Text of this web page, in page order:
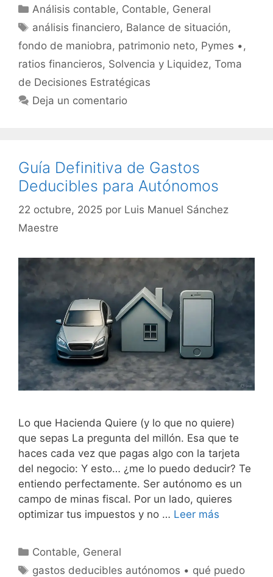
Categorías
Análisis contable, Contable, General
Etiquetas
análisis financiero, Balance de situación,
fondo de maniobra, patrimonio neto, Pymes •,
ratios financieros, Solvencia y Liquidez, Toma
de Decisiones Estratégicas
Deja un comentario
Guía Definitiva de Gastos
Deducibles para Autónomos
22 octubre, 2025 por Luis Manuel Sánchez
Maestre
Lo que Hacienda Quiere (y lo que no quiere)
que sepas La pregunta del millón. Esa que te
haces cada vez que pagas algo con la tarjeta
del negocio: Y esto… ¿me lo puedo deducir? Te
entiendo perfectamente. Ser autónomo es un
campo de minas fiscal. Por un lado, quieres
optimizar tus impuestos y no … Leer más
Categorías
Contable, General
Etiquetas
gastos deducibles autónomos • qué puedo